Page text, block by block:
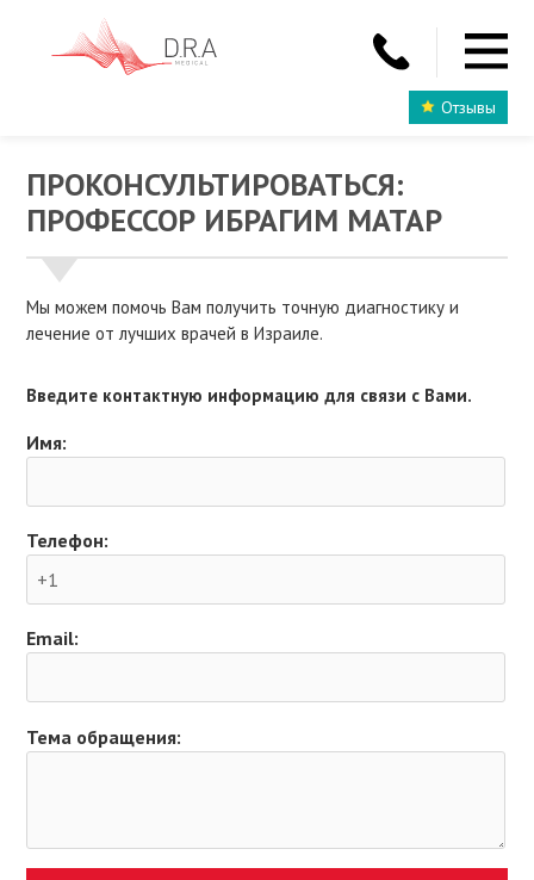
Отзывы
ПРОКОНСУЛЬТИРОВАТЬСЯ:
ПРОФЕССОР ИБРАГИМ МАТАР
Мы можем помочь Вам получить точную диагностику и
лечение от лучших врачей в Израиле.
Введите контактную информацию для связи с Вами.
Имя:
Телефон:
Email:
Тема обращения: